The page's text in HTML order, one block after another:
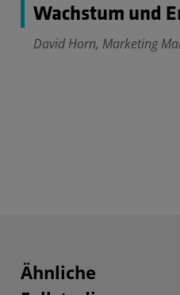
Wachstum und
David Horn, Marketing
Ähnliche